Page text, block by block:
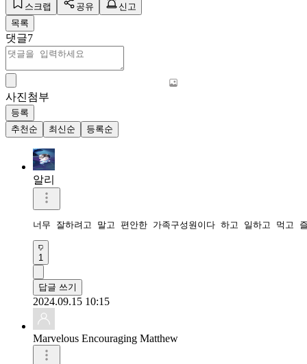
스크랩 공유
신고
목록
댓글7
사진첨부
등록
추천순
최신순 등록순
알리
너무 잘하려고 말고 편안한 가족구성원이다 하고 일하고 먹고
1
답글 쓰기
2024.09.15 10:15
Marvelous Encouraging Matthew